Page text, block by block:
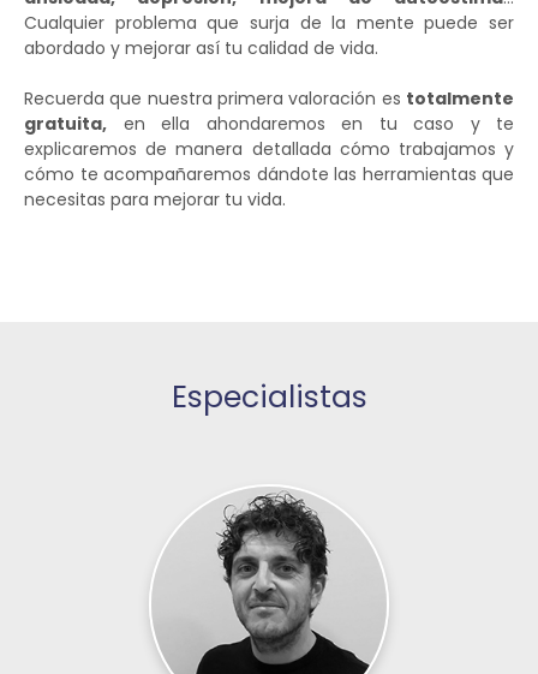
Cualquier problema que surja de la mente puede ser
abordado y mejorar así tu calidad de vida.
Recuerda que nuestra primera valoración es totalmente
gratuita, en ella ahondaremos en tu caso y te
explicaremos de manera detallada cómo trabajamos y
cómo te acompañaremos dándote las herramientas que
necesitas para mejorar tu vida.
Especialistas